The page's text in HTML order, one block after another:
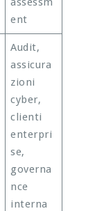
ent
Audit,
assicura
zioni
cyber,
clienti
enterpri
se,
governa
nce
interna